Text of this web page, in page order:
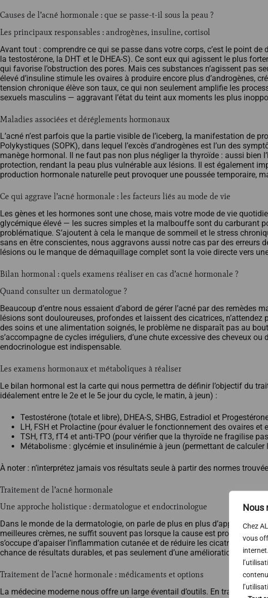
Nous
Chez
vous
Causes de l’acné hormonale : que se passe-t-il sous la peau ?
Les principaux responsables : androgènes, insuline, cortisol
Avant tout : comprendre ce qui se passe dans votre corps, c’est le point
la testostérone, la DHT et le DHEA-S). Ce sont eux qui agissent le plus
qui favorise l’obstruction des pores. Mais ces substances n’agissent pas
élevé d’insuline stimule les ovaires à produire encore plus d’androgènes,
tension chronique élève son taux, ce qui non seulement amplifie les
sexuels masculins — aggravant l’état du teint aux moments les plus
Maladies associées et déréglements hormonaux
L’acné n’est parfois que la partie visible de l’iceberg, la manifestation de
Polykystiques (SOPK), dans lequel l’excès d’androgènes est l’un des
manège hormonal. Il ne faut pas non plus négliger la thyroïde : aussi bien
protection, rendant la peau plus vulnérable aux lésions. Il est également
production hormonale naturelle peut provoquer une poussée temporaire,
Ce qui aggrave l’acné hormonale : les facteurs liés au mode de vie
Les gènes et les hormones sont une chose, mais votre mode de vie
glycémique élevé — les sucres simples et la malbouffe sont du carburant
problématique. S’ajoutent à cela le manque de sommeil et le stress
sans en être conscientes, nous aggravons aussi notre cas par des erreurs
lésions ou le manque de démaquillage complet sont la voie directe vers
Bilan hormonal : quels examens réaliser en cas d’acné hormonale ?
Quand consulter un dermatologue ?
Beaucoup d’entre nous essaient d’abord de gérer l’acné par des
lésions sont douloureuses, profondes et laissent des cicatrices,
des soins et une alimentation soignés, le problème ne disparaît pas au
s’accompagne de cycles irréguliers, d’une chute excessive des cheveux
endocrinologue est indispensable.
Les examens hormonaux et métaboliques à réaliser
Le bilan hormonal est la carte qui nous permettra de définir l’objectif du
idéalement entre le 2e et le 5e jour du cycle, le matin, à jeun) :
Testostérone (totale et libre), DHEA-S, SHBG, Estradiol et
LH, FSH et Prolactine (pour évaluer le fonctionnement des ovaires et
TSH, fT3, fT4 et anti-TPO (pour vérifier que la thyroïde ne fragilise
Métabolisme : glycémie et insulinémie à jeun (permettant de calculer
À noter : n’interprétez jamais vos résultats seule à partir des normes
Traitement de l’acné hormonale
Une approche holistique : dermatologue et endocrinologue
Dans le monde de la dermatologie, on parle de plus en plus d’approche
meilleures crèmes, ne suffit souvent pas lorsque la cause est
s’occupe d’apaiser l’inflammation cutanée et de réduire les cicatrices,
chance de résultats durables, et pas seulement d’une amélioration
Traitement de l’acné hormonale : médicaments et options
La médecine moderne nous offre un large éventail d’outils. En traitement